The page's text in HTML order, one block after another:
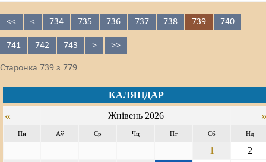
<< < 734 735 736 737 738 739 740
741 742 743 > >>
Старонка 739 з 779
КАЛЯНДАР
« Жнівень 2026
Пн Аў Ср Чц Пт Сб Нд
1
2